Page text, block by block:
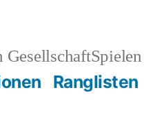
GesellschaftSpielen
Ranglisten